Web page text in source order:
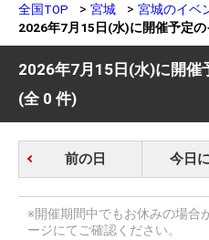
全国TOP 宮城
宮城のイベ
2026年7月15日(水)に開催予定の
2026年7月15日(水)に開催
(全 0 件)
前の日 今日
※開催期間中でもお休みの場合
ージにてご確認ください。